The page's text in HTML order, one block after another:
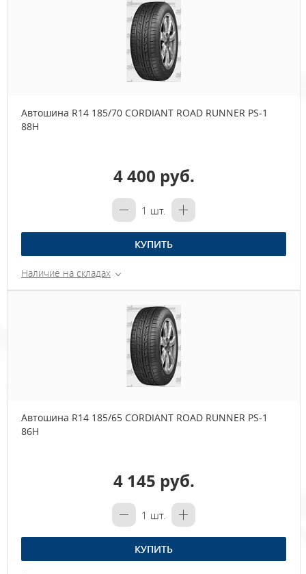
Автошина R14 185/70 CORDIANT ROAD RUNNER PS-1
88H
4 400 руб.
1 шт.
КУПИТЬ
Наличие на складах
Автошина R14 185/65 CORDIANT ROAD RUNNER PS-1
86H
4 145 руб.
1 шт.
КУПИТЬ